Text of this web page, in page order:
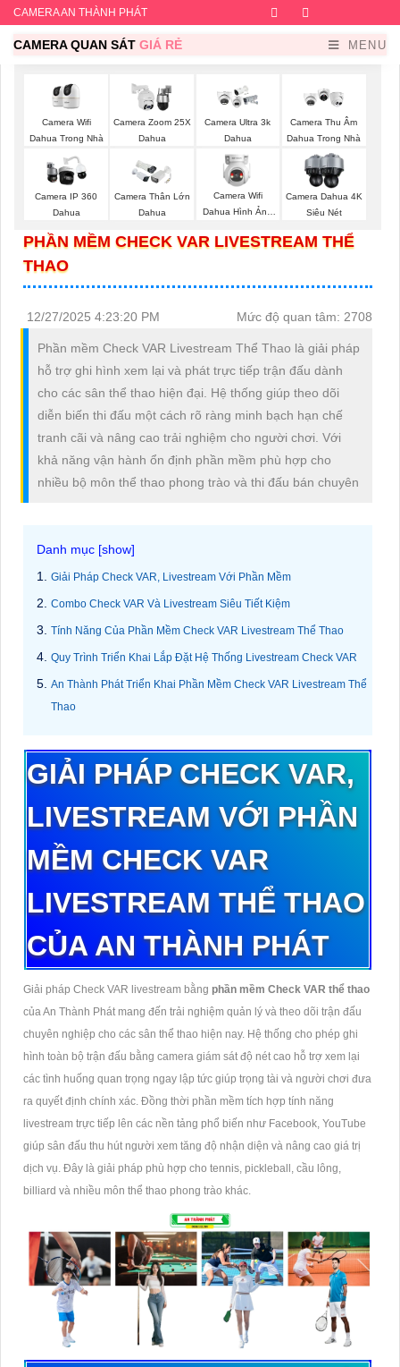
CAMERA AN THÀNH PHÁT Facebook
CAMERA QUAN SÁT GIÁ RẺ MENU
Camera Wifi
Dahua Trong Nhà
Camera Zoom 25X
Dahua
Camera Ultra 3k
Dahua
Camera Thu Âm
Dahua Trong Nhà
Camera IP 360
Dahua
Camera Thân Lớn
Dahua
Camera Wifi
Dahua Hình Ảnh
Camera Dahua 4K
Siêu Nét
PHẦN MỀM CHECK VAR LIVESTREAM THỂ
THAO
12/27/2025 4:23:20 PM Mức độ quan tâm: 2708
Phần mềm Check VAR Livestream Thể Thao là giải pháp
hỗ trợ ghi hình xem lại và phát trực tiếp trận đấu dành
cho các sân thể thao hiện đại. Hệ thống giúp theo dõi
diễn biến thi đấu một cách rõ ràng minh bạch hạn chế
tranh cãi và nâng cao trải nghiệm cho người chơi. Với
khả năng vận hành ổn định phần mềm phù hợp cho
nhiều bộ môn thể thao phong trào và thi đấu bán chuyên
Giải Pháp Check VAR, Livestream Với Phần Mềm
Combo Check VAR Và Livestream Siêu Tiết Kiệm
Tính Năng Của Phần Mềm Check VAR Livestream Thể Thao
Quy Trình Triển Khai Lắp Đặt Hệ Thống Livestream Check VAR
An Thành Phát Triển Khai Phần Mềm Check VAR Livestream Thể
Thao
GIẢI PHÁP CHECK VAR,
LIVESTREAM VỚI PHẦN
MỀM CHECK VAR
LIVESTREAM THỂ THAO
CỦA AN THÀNH PHÁT
Giải pháp Check VAR livestream bằng phần mềm Check VAR thể thao
của An Thành Phát mang đến trải nghiệm quản lý và theo dõi trận đấu
chuyên nghiệp cho các sân thể thao hiện nay. Hệ thống cho phép ghi
hình toàn bộ trận đấu bằng camera giám sát độ nét cao hỗ trợ xem lại
các tình huống quan trọng ngay lập tức giúp trọng tài và người chơi đưa
ra quyết định chính xác. Đồng thời phần mềm tích hợp tính năng
livestream trực tiếp lên các nền tảng phổ biến như Facebook, YouTube
giúp sân đấu thu hút người xem tăng độ nhận diện và nâng cao giá trị
dịch vụ. Đây là giải pháp phù hợp cho tennis, pickleball, cầu lông,
billiard và nhiều môn thể thao phong trào khác.